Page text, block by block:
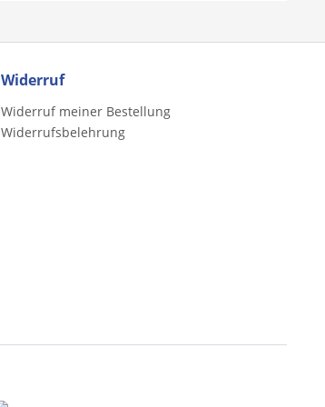
Widerruf
Widerruf meiner Bestellung
Widerrufsbelehrung